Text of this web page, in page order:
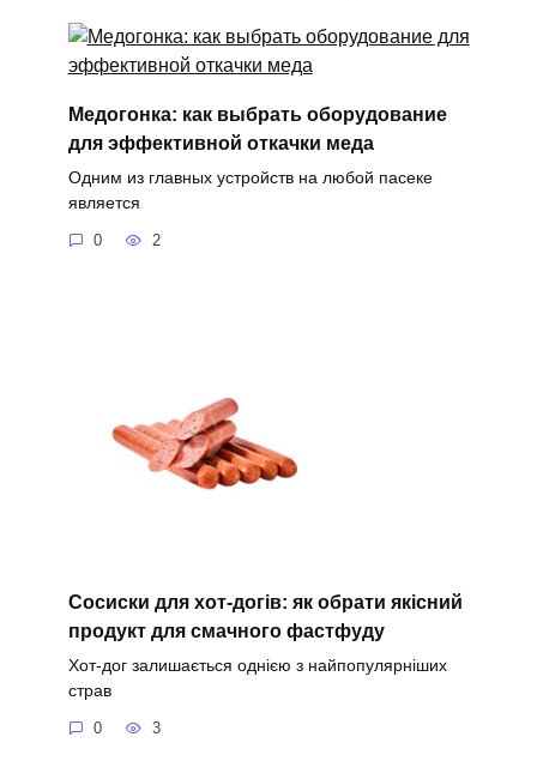
Медогонка: как выбрать оборудование
для эффективной откачки меда
Одним из главных устройств на любой пасеке
является
0 2
Сосиски для хот-догів: як обрати якісний
продукт для смачного фастфуду
Хот-дог залишається однією з найпопулярніших
страв
0 3